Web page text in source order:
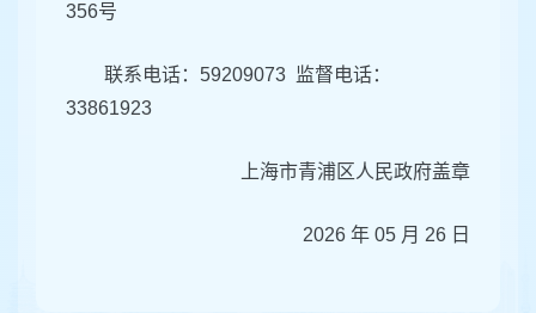
356号
联系电话：59209073 监督电话：
33861923
上海市青浦区人民政府盖章
2026 年 05 月 26 日